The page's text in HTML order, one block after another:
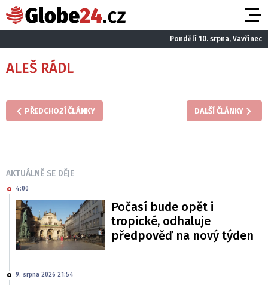
Pondělí 10. srpna, Vavřinec
ALEŠ RÁDL
PŘEDCHOZÍ ČLÁNKY DALŠÍ ČLÁNKY
AKTUÁLNĚ SE DĚJE
4:00
Počasí bude opět i
tropické, odhaluje
předpověď na nový týden
9. srpna 2026 21:54